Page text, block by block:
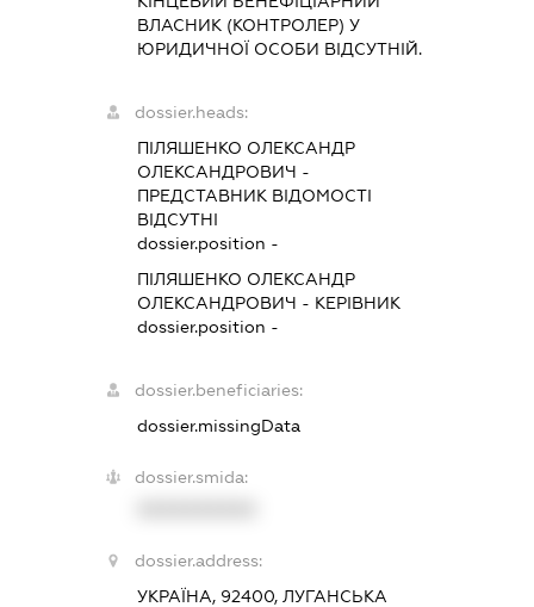
ВЛАСНИК (КОНТРОЛЕР) У
ЮРИДИЧНОЇ ОСОБИ ВІДСУТНІЙ.
dossier.heads:
ПІЛЯШЕНКО ОЛЕКСАНДР
ОЛЕКСАНДРОВИЧ -
ПРЕДСТАВНИК ВІДОМОСТІ
ВІДСУТНІ
dossier.position -
ПІЛЯШЕНКО ОЛЕКСАНДР
ОЛЕКСАНДРОВИЧ - КЕРІВНИК
dossier.position -
dossier.beneficiaries:
dossier.missingData
dossier.smida:
dossier.address:
УКРАЇНА, 92400, ЛУГАНСЬКА